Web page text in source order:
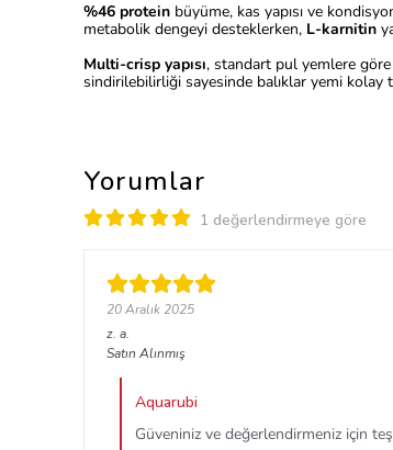
%46 protein büyüme, kas yapısı ve
metabolik dengeyi desteklerken, L-karnitin
Multi-crisp yapısı, standart pul yemlere
sindirilebilirliği sayesinde balıklar yemi kolay
Yorumlar
1 değerlendirmeye göre
20 Aralık 2025
z. a.
Satın Alınmış
Aquarubi
Güveniniz ve değerlendirmeniz için